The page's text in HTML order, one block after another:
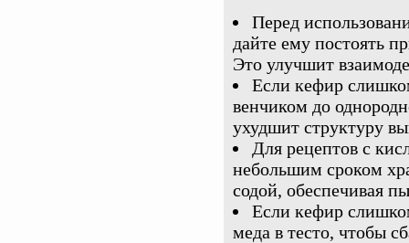
Перед
дайте ему постоять
Это улучшит
Если кефир
венчиком до
ухудшит структуру
Для рецептов с
небольшим сроком
содой, обеспечивая
Если кефир
меда в тесто, чтобы